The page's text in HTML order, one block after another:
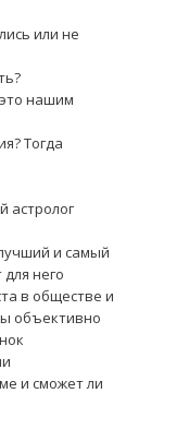
или не
нашим
Тогда
астролог
и самый
него
в обществе и
объективно
и сможет ли